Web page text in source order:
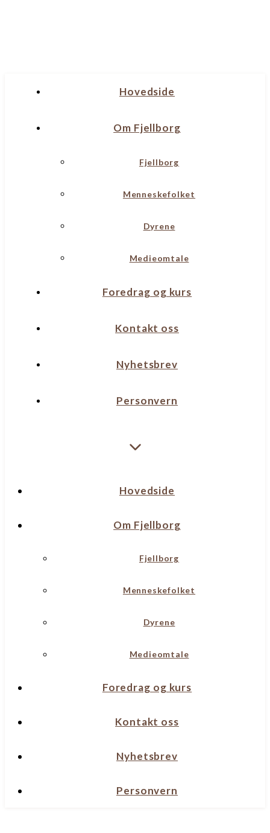
Hovedside
Om Fjellborg
Fjellborg
Menneskefolket
Dyrene
Medieomtale
Foredrag og kurs
Kontakt oss
Nyhetsbrev
Personvern
Hovedside
Om Fjellborg
Fjellborg
Menneskefolket
Dyrene
Medieomtale
Foredrag og kurs
Kontakt oss
Nyhetsbrev
Personvern